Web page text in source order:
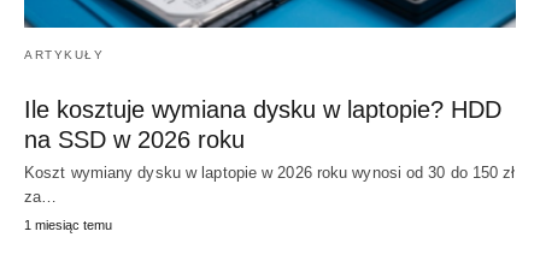
ARTYKUŁY
Ile kosztuje wymiana dysku w laptopie? HDD
na SSD w 2026 roku
Koszt wymiany dysku w laptopie w 2026 roku wynosi od 30 do 150 zł
za…
1 miesiąc temu